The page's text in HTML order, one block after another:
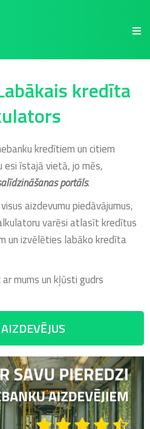
kredīta
kredītiem un citiem
esi īstajā vietā, jo mēs,
portāls.
aizdevumu piedāvājumus,
varēsi atlasīt kredītus
un izvēlēties labāko kredīta
ar mums un kļūsti gudrs